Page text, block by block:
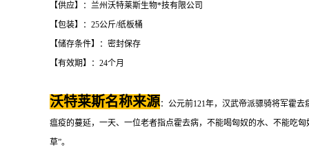
【供应】：兰州沃特莱斯生物*技有限公司
【包装】：25公斤/纸板桶
【储存条件】：密封保存
【有效期】：24个月
沃特莱斯名称来源：公元前121年，汉武帝派骠骑将军霍
瘟疫的蔓延，一天、一位老者指点霍去病，不能喝匈奴的水、不能吃
草”。